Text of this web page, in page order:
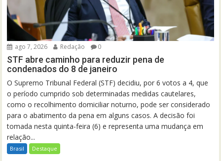
ago 7, 2026 Redação 0
STF abre caminho para reduzir pena de
condenados do 8 de janeiro
O Supremo Tribunal Federal (STF) decidiu, por 6 votos a 4, que
o período cumprido sob determinadas medidas cautelares,
como o recolhimento domiciliar noturno, pode ser considerado
para o abatimento da pena em alguns casos. A decisão foi
tomada nesta quinta-feira (6) e representa uma mudança em
relação...
Brasil Destaque